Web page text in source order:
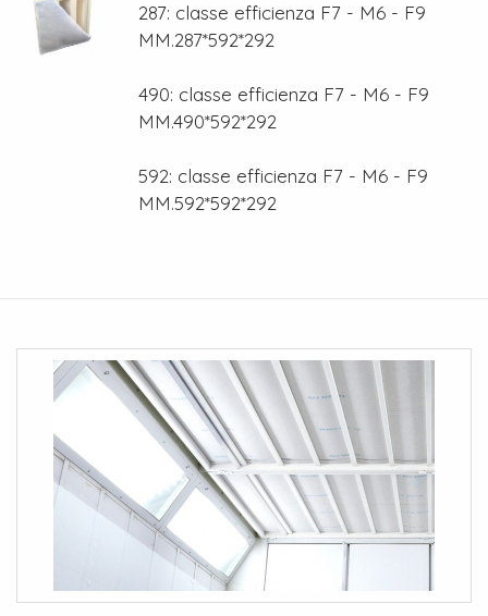
287: classe efficienza F7 - M6 - F9
MM.287*592*292
490: classe efficienza F7 - M6 - F9
MM.490*592*292
592: classe efficienza F7 - M6 - F9
MM.592*592*292